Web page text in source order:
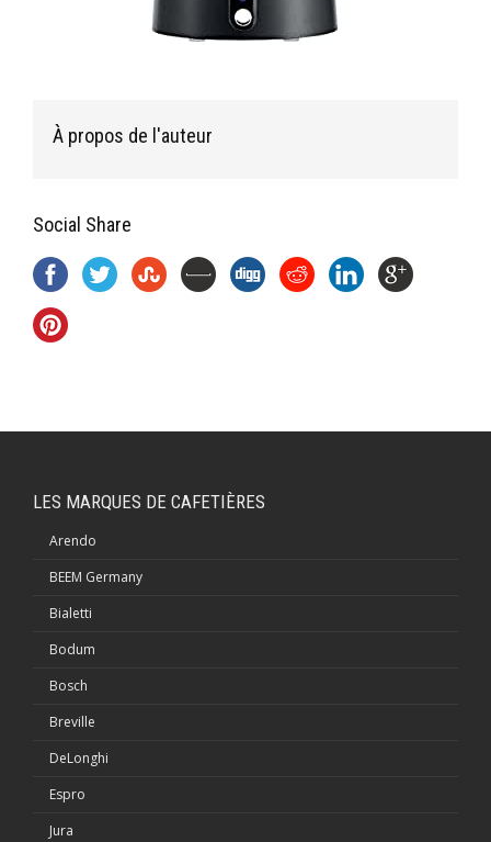
À propos de l'auteur
Social Share
LES MARQUES DE CAFETIÈRES
Arendo
BEEM Germany
Bialetti
Bodum
Bosch
Breville
DeLonghi
Espro
Jura